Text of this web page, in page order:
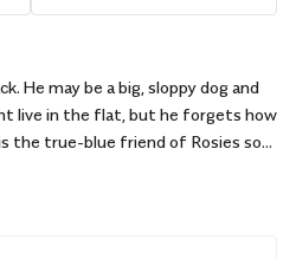
He may be a big, sloppy dog and
live in the flat, but he forgets how
the true-blue friend of Rosies soul
new boy downstairs, because he